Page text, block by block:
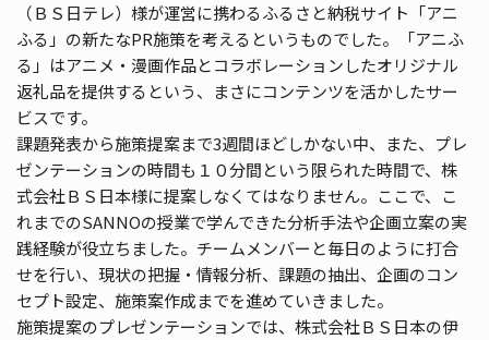
（ＢＳ日テレ）様が運営に携わるふるさと納税サイト「アニ
ふる」の新たなPR施策を考えるというものでした。「アニふ
る」はアニメ・漫画作品とコラボレーションしたオリジナル
返礼品を提供するという、まさにコンテンツを活かしたサー
ビスです。
課題発表から施策提案まで3週間ほどしかない中、また、プレ
ゼンテーションの時間も１０分間という限られた時間で、株
式会社ＢＳ日本様に提案しなくてはなりません。ここで、こ
れまでのSANNOの授業で学んできた分析手法や企画立案の実
践経験が役立ちました。チームメンバーと毎日のように打合
せを行い、現状の把握・情報分析、課題の抽出、企画のコン
セプト設定、施策案作成までを進めていきました。
施策提案のプレゼンテーションでは、株式会社ＢＳ日本の伊